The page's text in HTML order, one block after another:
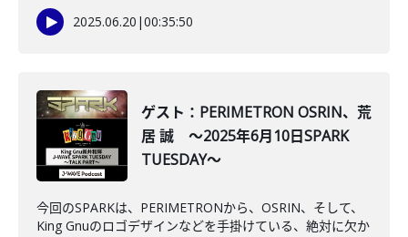
2025.06.20 |00:35:50
ゲスト：PERIMETRON OSRIN、荒
居 誠 ～2025年6月10日SPARK
TUESDAY～
今回のSPARKは、PERIMETRONから、OSRIN、そして、
King Gnuのロゴデザインなどを手掛けている、絶対に欠か